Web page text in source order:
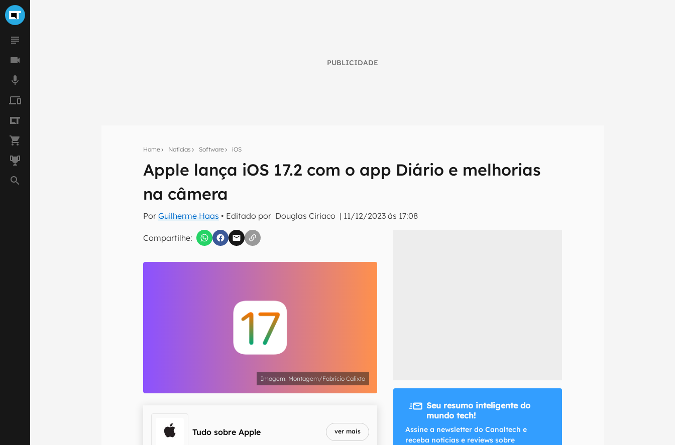
PUBLICIDADE
Home Notícias Software iOS
Apple lança iOS 17.2 com o app Diário e melhorias
na câmera
PorGuilherme Haas • Editado por Douglas Ciriaco | 11/12/2023 às 17:08
Compartilhe:
Seu resumo inteligente do mundo tech!
Assine a newsletter do Canaltech e receba notícias e reviews sobre tecnologia em primeira
Confirmo que li, aceito e concordo com os
Montagem/Fabrício Calixto
Tudo sobre Apple ver mais
Seu resumo inteligente do
mundo tech!
Assine a newsletter do Canaltech e
receba notícias e reviews sobre